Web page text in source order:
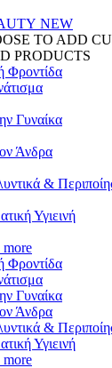
NEW
TO ADD
PRODUCTS
Φροντίδα
Γυναίκα
Άνδρα
&
Υγιεινή
Φροντίδα
Γυναίκα
Άνδρα
&
Υγιεινή